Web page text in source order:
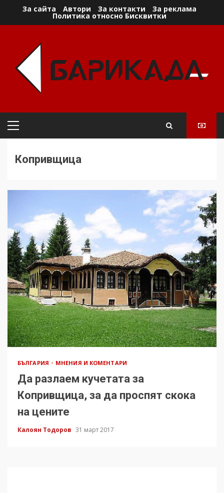
За сайта Автори За контакти За реклама
Политика относно Бисквитки
Primary
Копривщица
БЪЛГАРИЯ МНЕНИЯ И КОМЕНТАРИ
Да разлаем кучетата за
Копривщица, за да проспят скока
на цените
Калоян Тодоров 31 март 2017